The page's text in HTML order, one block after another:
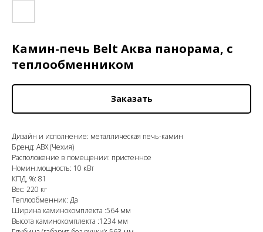
Камин-печь Belt Аква панорама, с
теплообменником
Заказать
Дизайн и исполнение: металлическая печь-камин
Бренд: ABX (Чехия)
Расположение в помещении: пристенное
Номин.мощность: 10 кВт
КПД, %: 81
Вес: 220 кг
Теплообменник: Да
Ширина каминокомплекта :564 мм
Высота каминокомплекта :1234 мм